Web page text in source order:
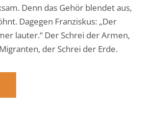
Denn das Gehör blendet aus,
Dagegen Franziskus: „Der
lauter.“ Der Schrei der Armen,
der Schrei der Erde.